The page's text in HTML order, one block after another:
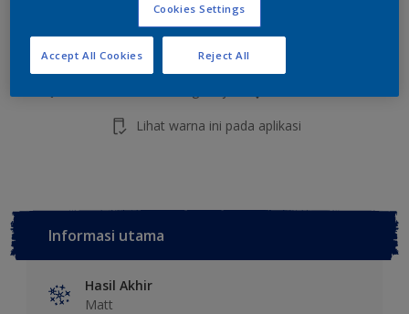
Hitung
Lihat warna ini pada aplikasi
Informasi utama
Hasil Akhir
Matt
Cookies Settings
Reject All
Accept All Cookies